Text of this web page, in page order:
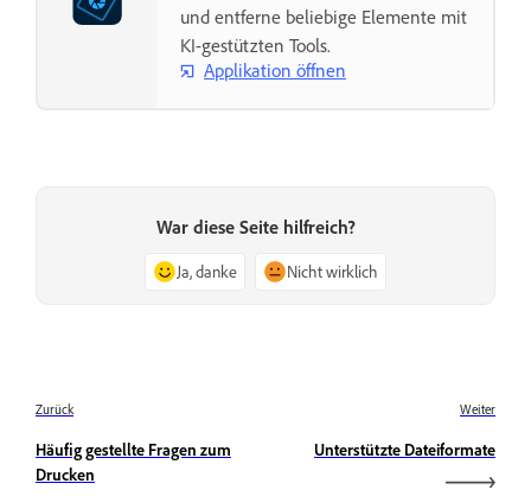
und entferne beliebige Elemente mit
KI-gestützten Tools.
Applikation öffnen
War diese Seite hilfreich?
Ja, danke Nicht wirklich
Zurück
Häufig gestellte Fragen zum
Drucken
Weiter
Unterstützte Dateiformate